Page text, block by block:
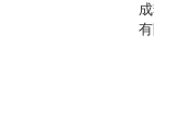
成套
有限